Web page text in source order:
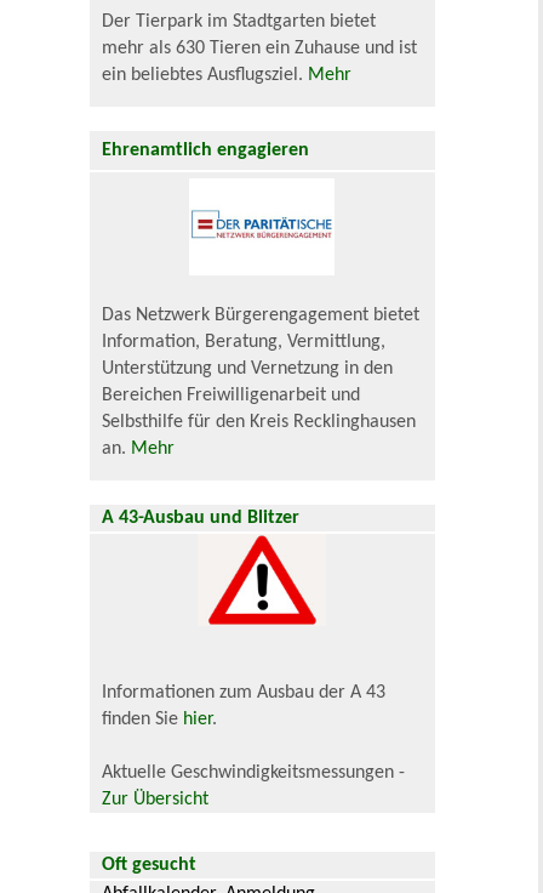
Der Tierpark im Stadtgarten bietet
mehr als 630 Tieren ein Zuhause und ist
ein beliebtes Ausflugsziel. Mehr
Ehrenamtlich engagieren
Das Netzwerk Bürgerengagement bietet
Information, Beratung, Vermittlung,
Unterstützung und Vernetzung in den
Bereichen Freiwilligenarbeit und
Selbsthilfe für den Kreis Recklinghausen
an. Mehr
A 43-Ausbau und Blitzer
Informationen zum Ausbau der A 43
finden Sie hier.
Aktuelle Geschwindigkeitsmessungen -
Zur Übersicht
Oft gesucht